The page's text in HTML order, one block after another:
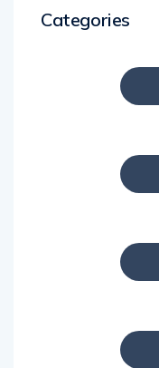
Categories